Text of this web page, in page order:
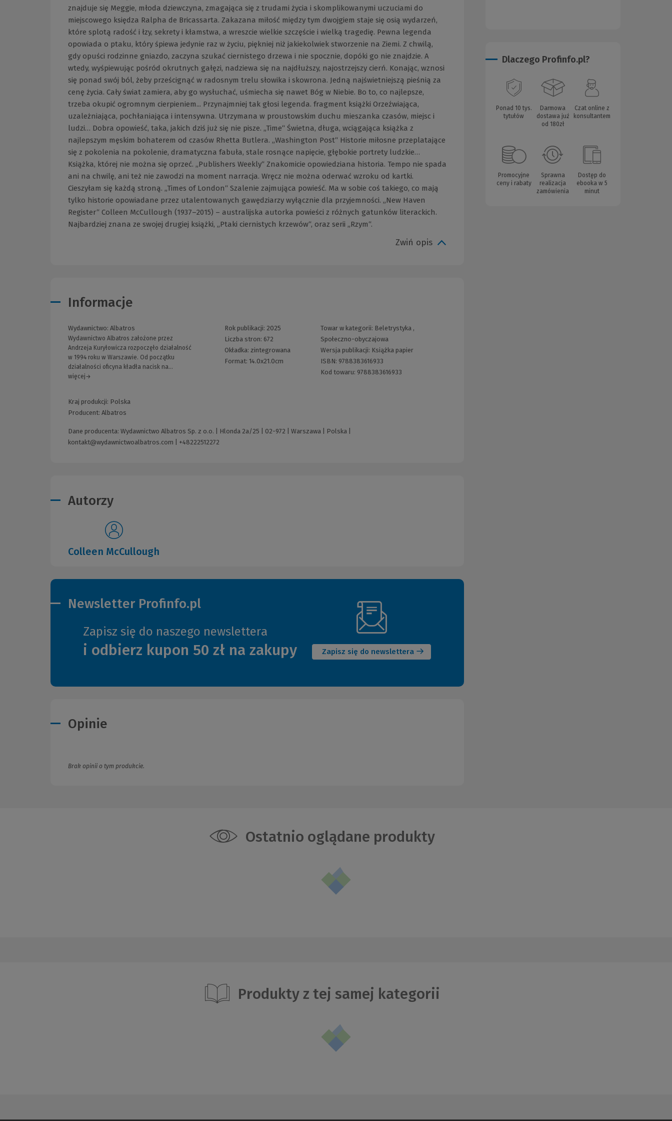
znajduje się Meggie, młoda dziewczyna, zmagająca się z trudami życia i skomplikowanymi uczuciami do
miejscowego księdza Ralpha de Bricassarta. Zakazana miłość między tym dwojgiem staje się osią wydarzeń,
które splotą radość i łzy, sekrety i kłamstwa, a wreszcie wielkie szczęście i wielką tragedię. Pewna legenda
opowiada o ptaku, który śpiewa jedynie raz w życiu, piękniej niż jakiekolwiek stworzenie na Ziemi. Z chwilą,
gdy opuści rodzinne gniazdo, zaczyna szukać ciernistego drzewa i nie spocznie, dopóki go nie znajdzie. A
wtedy, wyśpiewując pośród okrutnych gałęzi, nadziewa się na najdłuższy, najostrzejszy cierń. Konając, wznosi
się ponad swój ból, żeby prześcignąć w radosnym trelu słowika i skowrona. Jedną najświetniejszą pieśnią za
cenę życia. Cały świat zamiera, aby go wysłuchać, uśmiecha się nawet Bóg w Niebie. Bo to, co najlepsze,
trzeba okupić ogromnym cierpieniem... Przynajmniej tak głosi legenda. fragment książki Orzeźwiająca,
uzależniająca, pochłaniająca i intensywna. Utrzymana w proustowskim duchu mieszanka czasów, miejsc i
ludzi… Dobra opowieść, taka, jakich dziś już się nie pisze. „Time“ Świetna, długa, wciągająca książka z
najlepszym męskim bohaterem od czasów Rhetta Butlera. „Washington Post“ Historie miłosne przeplatające
się z pokolenia na pokolenie, dramatyczna fabuła, stale rosnące napięcie, głębokie portrety ludzkie…
Książka, której nie można się oprzeć. „Publishers Weekly“ Znakomicie opowiedziana historia. Tempo nie spada
ani na chwilę, ani też nie zawodzi na moment narracja. Wręcz nie można oderwać wzroku od kartki.
Cieszyłam się każdą stroną. „Times of London“ Szalenie zajmująca powieść. Ma w sobie coś takiego, co mają
tylko historie opowiadane przez utalentowanych gawędziarzy wyłącznie dla przyjemności. „New Haven
Register“ Colleen McCullough (1937–2015) – australijska autorka powieści z różnych gatunków literackich.
Najbardziej znana ze swojej drugiej książki, „Ptaki ciernistych krzewów“, oraz serii „Rzym“.
Zwiń opis
Informacje
Wydawnictwo: Albatros
Wydawnictwo Albatros założone przez
Andrzeja Kuryłowicza rozpoczęło działalność
w 1994 roku w Warszawie. Od początku
działalności oficyna kładła nacisk na...
więcej→
Kraj produkcji: Polska
Producent: Albatros
Rok publikacji: 2025
Liczba stron: 672
Okładka: zintegrowana
Format: 14.0x21.0cm
Towar w kategorii: Beletrystyka,
Społeczno-obyczajowa
Wersja publikacji: Książka papier
ISBN: 9788383616933
Kod towaru: 9788383616933
Dane producenta: Wydawnictwo Albatros Sp. z o.o. | Hlonda 2a/25 | 02-972 | Warszawa | Polska |
kontakt@wydawnictwoalbatros.com
+48222512272
Autorzy
Colleen McCullough
Newsletter Profinfo.pl
Zapisz się do naszego newslettera
i odbierz kupon 50 zł na zakupy Zapisz się do newslettera
okno)
Opinie
Brak opinii o tym produkcie.
Dlaczego Profinfo.pl?
Ponad 10 tys.
tytułów
Darmowa
dostawa już
od 180zł
Czat online z
konsultantem
Promocyjne
ceny i rabaty
Sprawna
realizacja
zamówienia
Dostęp do
ebooka w 5
minut
Ostatnio oglądane produkty
Produkty z tej samej kategorii